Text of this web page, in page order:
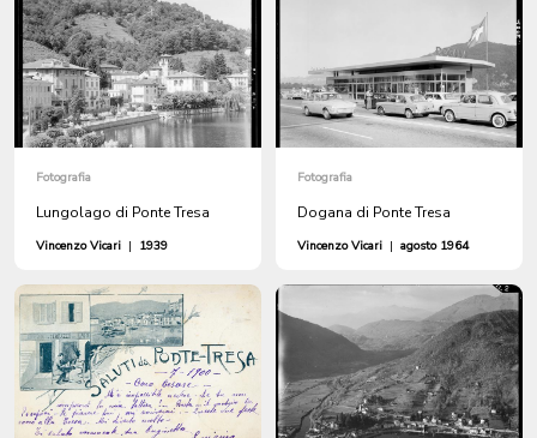
Fotografia
Lungolago di Ponte Tresa
Vincenzo Vicari | 1939
Fotografia
Dogana di Ponte Tresa
Vincenzo Vicari | agosto 1964